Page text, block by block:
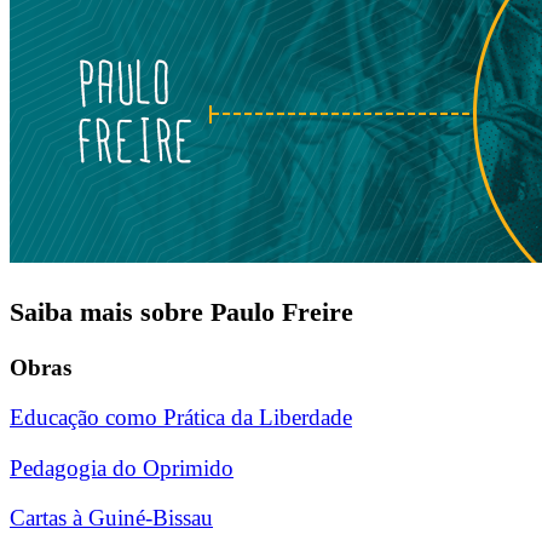
Saiba mais sobre Paulo Freire
Obras
Educação como Prática da Liberdade
Pedagogia do Oprimido
Cartas à Guiné-Bissau